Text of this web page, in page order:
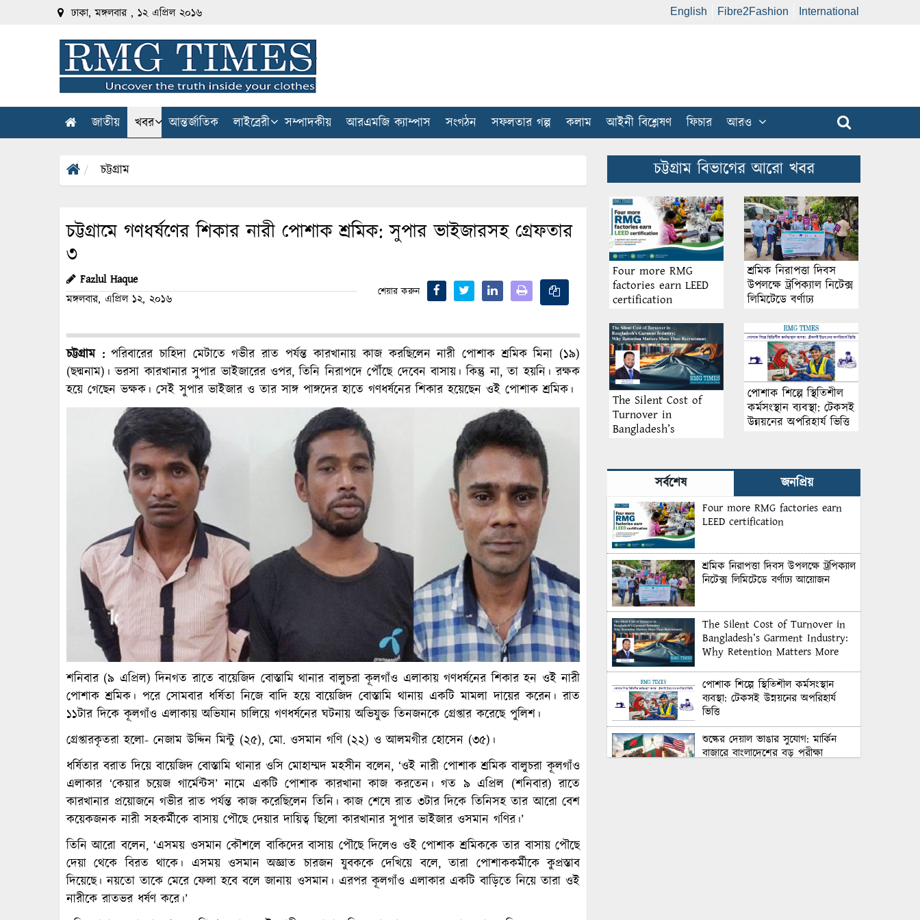
ঢাকা, মঙ্গলবার , ১২ এপ্রিল ২০১৬ English Fibre2Fashion International
জাতীয় খবর আন্তর্জাতিক লাইব্রেরী সম্পাদকীয় আরএমজি ক্যাম্পাস সংগঠন সফলতার গল্প কলাম আইনী বিশ্লেষণ ফিচার আরও
চট্টগ্রাম
চট্টগ্রামে গণধর্ষণের শিকার নারী পোশাক শ্রমিক: সুপার ভাইজারসহ গ্রেফতার
৩
Fazlul Haque
মঙ্গলবার, এপ্রিল ১২, ২০১৬
শেয়ার করুন
চট্টগ্রাম :পরিবারের চাহিদা মেটাতে গভীর রাত পর্যন্ত কারখানায় কাজ করছিলেন নারী পোশাক শ্রমিক মিনা (১৯)
(ছদ্মনাম)। ভরসা কারখানার সুপার ভাইজারের ওপর, তিনি নিরাপদে পৌঁছে দেবেন বাসায়। কিন্তু না, তা হয়নি। রক্ষক
হয়ে গেছেন ভক্ষক। সেই সুপার ভাইজার ও তার সাঙ্গ পাঙ্গদের হাতে গণধর্ষনের শিকার হয়েছেন ওই পোশাক শ্রমিক।
শনিবার (৯ এপ্রিল) দিনগত রাতে বায়েজিদ বোস্তামি থানার বালুচরা কূলগাঁও এলাকায় গণধর্ষনের শিকার হন ওই নারী
পোশাক শ্রমিক। পরে সোমবার ধর্ষিতা নিজে বাদি হয়ে বায়েজিদ বোস্তামি থানায় একটি মামলা দায়ের করেন। রাত
১১টার দিকে কূলগাঁও এলাকায় অভিযান চালিয়ে গণধর্ষনের ঘটনায় অভিযুক্ত তিনজনকে গ্রেপ্তার করেছে পুলিশ।
গ্রেপ্তারকৃতরা হলো- নেজাম উদ্দিন মিন্টু (২৫), মো. ওসমান গণি (২২) ও আলমগীর হোসেন (৩৫)।
ধর্ষিতার বরাত দিয়ে বায়েজিদ বোস্তামি থানার ওসি মোহাম্মদ মহসীন বলেন, ‘ওই নারী পোশাক শ্রমিক বালুচরা কূলগাঁও
এলাকার ‘কেয়ার চয়েজ গার্মেন্টস’ নামে একটি পোশাক কারখানা কাজ করতেন। গত ৯ এপ্রিল (শনিবার) রাতে
কারখানার প্রয়োজনে গভীর রাত পর্যন্ত কাজ করেছিলেন তিনি। কাজ শেষে রাত ৩টার দিকে তিনিসহ তার আরো বেশ
কয়েকজনক নারী সহকর্মীকে বাসায় পৌছে দেয়ার দায়িত্ব ছিলো কারখানার সুপার ভাইজার ওসমান গণির।’
তিনি আরো বলেন, ‘এসময় ওসমান কৌশলে বাকিদের বাসায় পৌছে দিলেও ওই পোশাক শ্রমিককে তার বাসায় পৌছে
দেয়া থেকে বিরত থাকে। এসময় ওসমান অজ্ঞাত চারজন যুবককে দেখিয়ে বলে, তারা পোশাককর্মীকে কুপ্রস্তাব
দিয়েছে। নয়তো তাকে মেরে ফেল‍া হবে বলে জানায় ওসমান। এরপর কূলগাঁও এলাকার একটি বাড়িতে নিয়ে তারা ওই
নারীকে ‍রাতভর ধর্ষণ করে।’
চট্টগ্রাম বিভাগের আরো খবর
Four more RMG
factories earn LEED
certification
শ্রমিক নিরাপত্তা দিবস
উপলক্ষে ট্রপিক্যাল নিটেক্স
লিমিটেডে বর্ণাঢ্য
The Silent Cost of
Turnover in
Bangladesh’s
Matters More Than
Recruitment
পোশাক শিল্পে স্থিতিশীল
কর্মসংস্থান ব্যবস্থা: টেকসই
উন্নয়নের অপরিহার্য ভিত্তি
সর্বশেষ জনপ্রিয়
Four more RMG factories earn
LEED certification
শ্রমিক নিরাপত্তা দিবস উপলক্ষে ট্রপিক্যাল
নিটেক্স লিমিটেডে বর্ণাঢ্য আয়োজন
The Silent Cost of Turnover in
Bangladesh’s Garment Industry:
Why Retention Matters More
পোশাক শিল্পে স্থিতিশীল কর্মসংস্থান
ব্যবস্থা: টেকসই উন্নয়নের অপরিহার্য
ভিত্তি
শুল্কের দেয়াল ভাঙার সুযোগ: মার্কিন
বাজারে বাংলাদেশের বড় পরীক্ষা